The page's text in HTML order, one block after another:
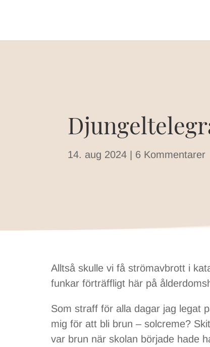
14. aug 2024 | 6 Kommentarer
Alltså skulle vi få strömavbrott i
funkar förträffligt här på
Som straff för alla dagar jag legat
mig för att bli brun – solcreme?
var brun när skolan började hade